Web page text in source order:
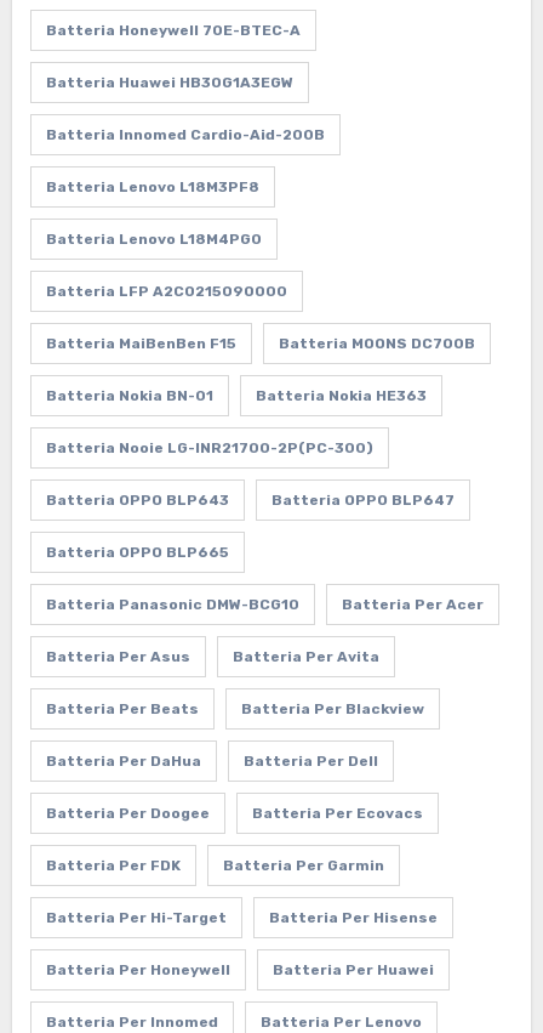
Batteria Honeywell 70E-BTEC-A
Batteria Huawei HB30G1A3EGW
Batteria Innomed Cardio-Aid-200B
Batteria Lenovo L18M3PF8
Batteria Lenovo L18M4PG0
Batteria LFP A2C0215090000
Batteria MaiBenBen F15 Batteria MOONS DC700B
Batteria Nokia BN-01 Batteria Nokia HE363
Batteria Nooie LG-INR21700-2P(PC-300)
Batteria OPPO BLP643 Batteria OPPO BLP647
Batteria OPPO BLP665
Batteria Panasonic DMW-BCG10 Batteria Per Acer
Batteria Per Asus Batteria Per Avita
Batteria Per Beats Batteria Per Blackview
Batteria Per DaHua Batteria Per Dell
Batteria Per Doogee Batteria Per Ecovacs
Batteria Per FDK Batteria Per Garmin
Batteria Per Hi-Target Batteria Per Hisense
Batteria Per Honeywell Batteria Per Huawei
Batteria Per Innomed Batteria Per Lenovo